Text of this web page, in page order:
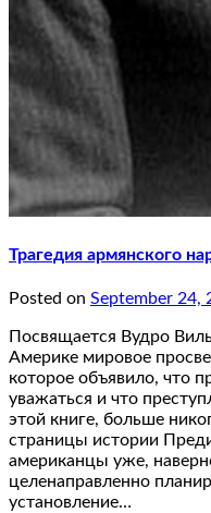
Трагедия армянского
Posted on September 24,
Посвящается Вудро
Америке мировое
которое объявило, что
уважаться и что
этой книге, больше
страницы истории
американцы уже,
целенаправленно
установление…